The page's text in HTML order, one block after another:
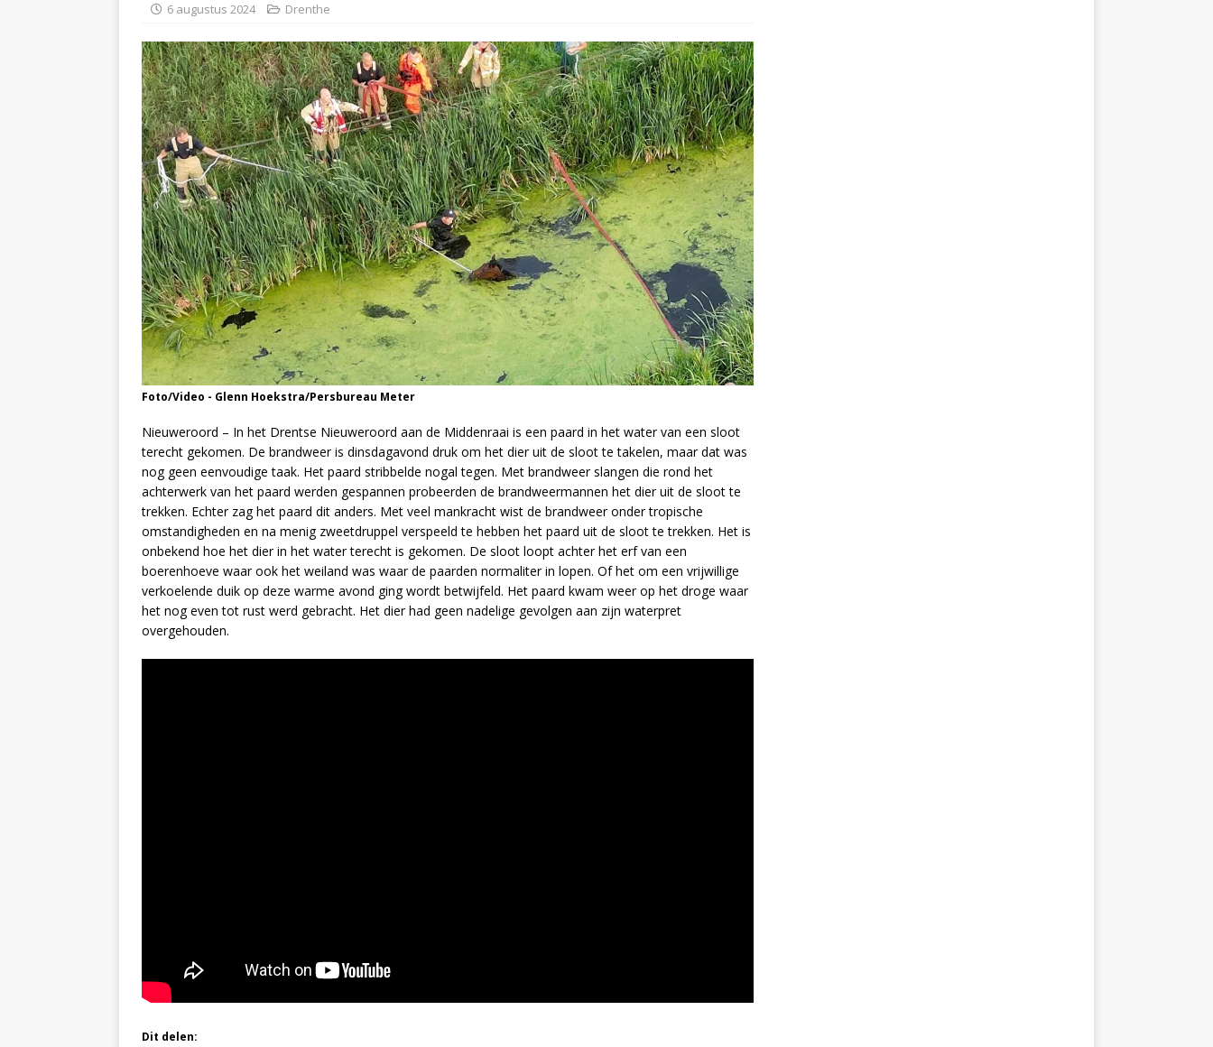
6 augustus 2024 Drenthe
Foto/Video - Glenn Hoekstra/Persbureau Meter
Nieuweroord – In het Drentse Nieuweroord aan de Middenraai is een paard in het water van een sloot
terecht gekomen. De brandweer is dinsdagavond druk om het dier uit de sloot te takelen, maar dat was
nog geen eenvoudige taak. Het paard stribbelde nogal tegen. Met brandweer slangen die rond het
achterwerk van het paard werden gespannen probeerden de brandweermannen het dier uit de sloot te
trekken. Echter zag het paard dit anders. Met veel mankracht wist de brandweer onder tropische
omstandigheden en na menig zweetdruppel verspeeld te hebben het paard uit de sloot te trekken. Het is
onbekend hoe het dier in het water terecht is gekomen. De sloot loopt achter het erf van een
boerenhoeve waar ook het weiland was waar de paarden normaliter in lopen. Of het om een vrijwillige
verkoelende duik op deze warme avond ging wordt betwijfeld. Het paard kwam weer op het droge waar
het nog even tot rust werd gebracht. Het dier had geen nadelige gevolgen aan zijn waterpret
overgehouden.
Dit delen: